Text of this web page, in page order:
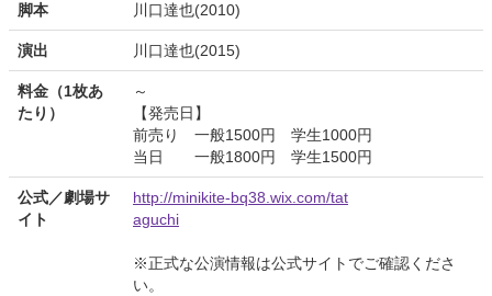
脚本 川口達也(2010)
演出 川口達也(2015)
料金（1枚あ
たり）
～
【発売日】
前売り 一般1500円 学生1000円
当日 一般1800円 学生1500円
公式／劇場サ
イト
http://minikite-bq38.wix.com/tat
aguchi
※正式な公演情報は公式サイトでご確認くださ
い。